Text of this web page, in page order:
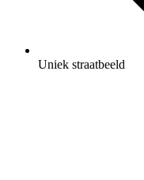
Uniek straatbeeld